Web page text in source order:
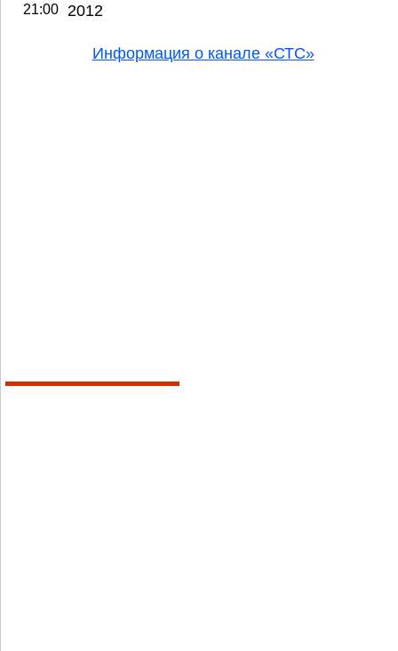
21:00 2012
Информация о канале «СТС»